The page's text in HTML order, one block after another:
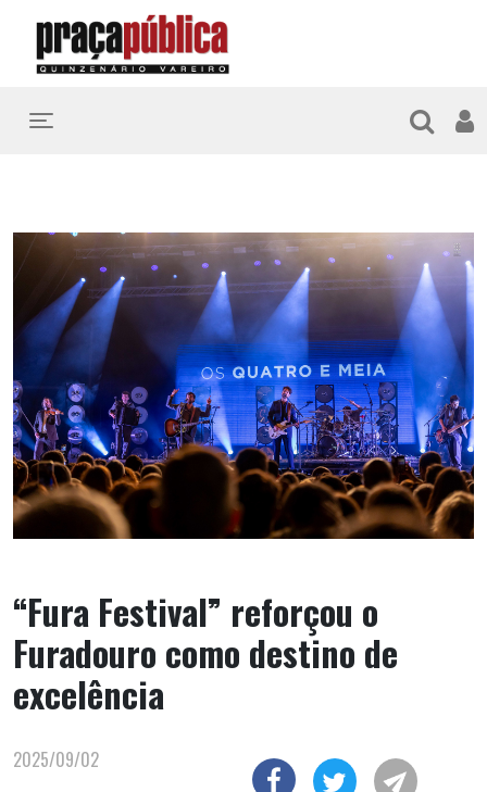
Toggle navigation
“Fura Festival” reforçou o
Furadouro como destino de
excelência
2025/09/02